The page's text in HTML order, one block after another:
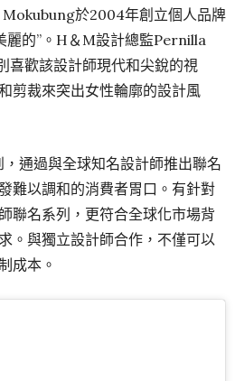
Mokubung於2004年創立個人品牌
麗的”。H＆M設計總監Pernilla
歡該設計師現代和尖銳的視
剪裁來突出女性輪廓的設計風
通過與全球知名設計師推出聯名
難以調和的消費者胃口。有針對
聯名系列，更符合全球化市場背
。與獨立設計師合作，不僅可以
成本。